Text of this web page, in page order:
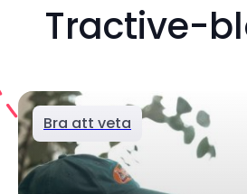
Tractive-
Bra att veta